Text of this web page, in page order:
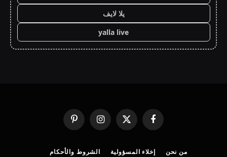
يلا لايف
yalla live
فيسبوك
X
(Twitter)
الانستغرامبينتيريست
من نحن إخلاء المسؤولية الشروط والأحكام